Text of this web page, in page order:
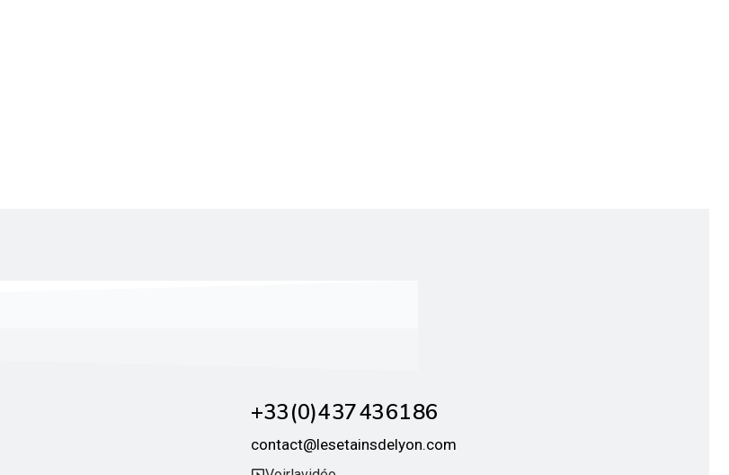
+33 (0)4 37 43 61 86
contact@lesetainsdelyon.com